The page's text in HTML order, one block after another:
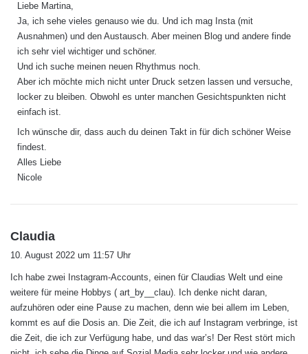
t
:
Liebe Martina,
Ja, ich sehe vieles genauso wie du. Und ich mag Insta (mit
Ausnahmen) und den Austausch. Aber meinen Blog und andere finde
ich sehr viel wichtiger und schöner.
Und ich suche meinen neuen Rhythmus noch.
Aber ich möchte mich nicht unter Druck setzen lassen und versuche,
locker zu bleiben. Obwohl es unter manchen Gesichtspunkten nicht
einfach ist.
Ich wünsche dir, dass auch du deinen Takt in für dich schöner Weise
findest.
Alles Liebe
Nicole
Claudia
a
t
:
10. August 2022 um 11:57 Uhr
Ich habe zwei Instagram-Accounts, einen für Claudias Welt und eine
weitere für meine Hobbys ( art_by__clau). Ich denke nicht daran,
aufzuhören oder eine Pause zu machen, denn wie bei allem im Leben,
kommt es auf die Dosis an. Die Zeit, die ich auf Instagram verbringe, ist
die Zeit, die ich zur Verfügung habe, und das war’s! Der Rest stört mich